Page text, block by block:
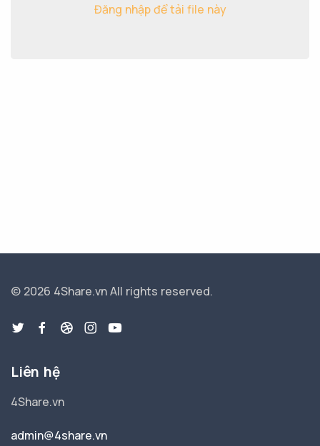
Đăng nhập để tải file này
© 2026 4Share.vnAll rights reserved.
Liên hệ
4Share.vn
admin@4share.vn